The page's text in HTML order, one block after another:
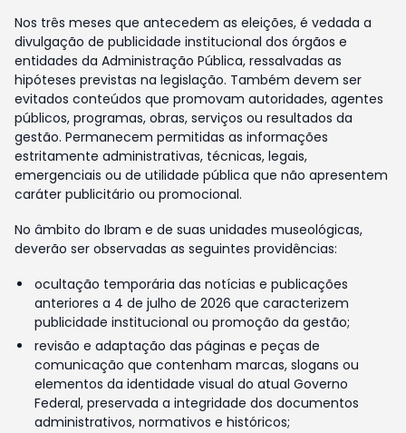
Nos três meses que antecedem as eleições, é vedada a
divulgação de publicidade institucional dos órgãos e
entidades da Administração Pública, ressalvadas as
hipóteses previstas na legislação. Também devem ser
evitados conteúdos que promovam autoridades, agentes
públicos, programas, obras, serviços ou resultados da
gestão. Permanecem permitidas as informações
estritamente administrativas, técnicas, legais,
emergenciais ou de utilidade pública que não apresentem
caráter publicitário ou promocional.
No âmbito do Ibram e de suas unidades museológicas,
deverão ser observadas as seguintes providências:
ocultação temporária das notícias e publicações
anteriores a 4 de julho de 2026 que caracterizem
publicidade institucional ou promoção da gestão;
revisão e adaptação das páginas e peças de
comunicação que contenham marcas, slogans ou
elementos da identidade visual do atual Governo
Federal, preservada a integridade dos documentos
administrativos, normativos e históricos;